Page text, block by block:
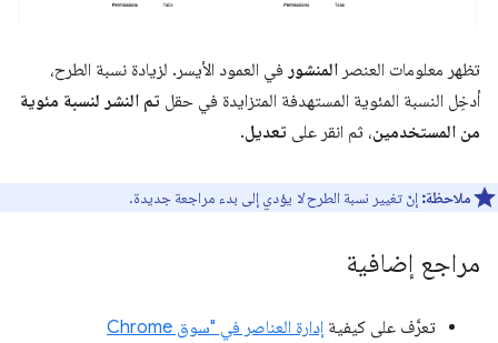
تظهر معلومات العنصر المنشور في العمود الأيسر. لزيادة نسبة الطرح،
أدخِل النسبة المئوية المستهدفة المتزايدة في حقل تم النشر لنسبة مئوية
من المستخدمين، ثم انقر على تعديل.
ملاحظة: إنّ تغيير نسبة الطرحلا يؤدي إلى بدء مراجعة جديدة.
مراجع إضافية
تعرَّف على كيفية
إدارة العناصر في "سوق Chrome